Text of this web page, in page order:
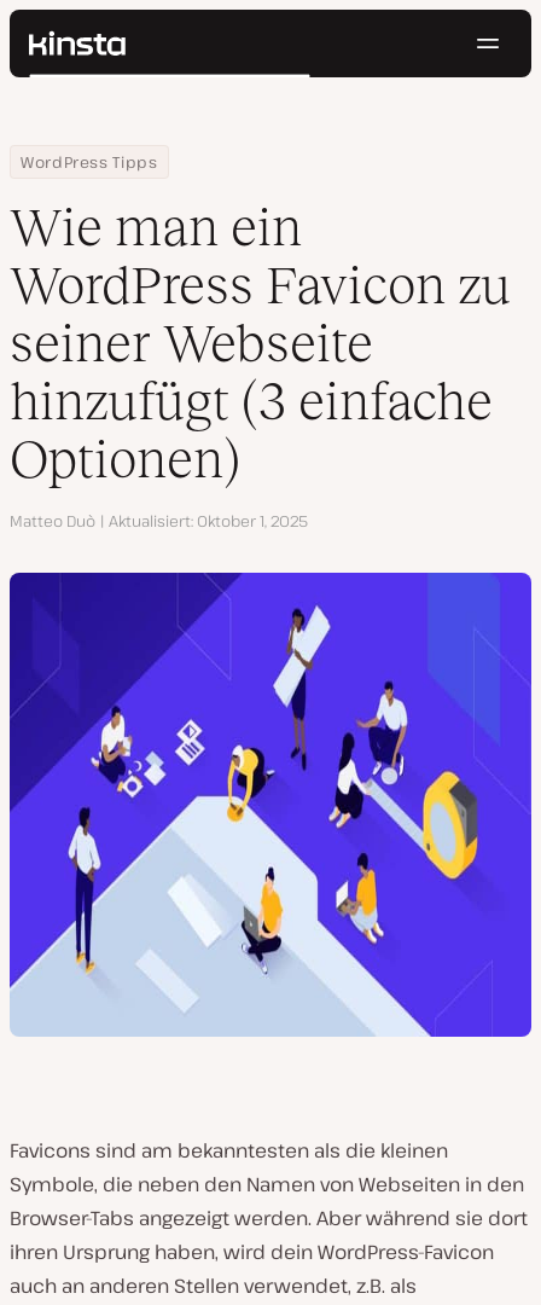
Kinsta®
Preise
Kontakt
Suchen
Home
Ressourcen Center
WordPress Tipps
Wie man ein WordPress Favicon zu seiner Webseite hinzufügt
Wie man ein
WordPress Favicon zu
seiner Webseite
hinzufügt (3 einfache
Optionen)
Autor
Matteo Duò Aktualisiert Oktober 1, 2025
Favicons sind am bekanntesten als die kleinen
Symbole, die neben den Namen von Webseiten in den
Browser-Tabs angezeigt werden. Aber während sie dort
ihren Ursprung haben, wird dein WordPress-Favicon
auch an anderen Stellen verwendet, z.B. als